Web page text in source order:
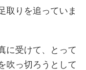
取りを追っていま
に受けて、とって
吹っ切ろうとして